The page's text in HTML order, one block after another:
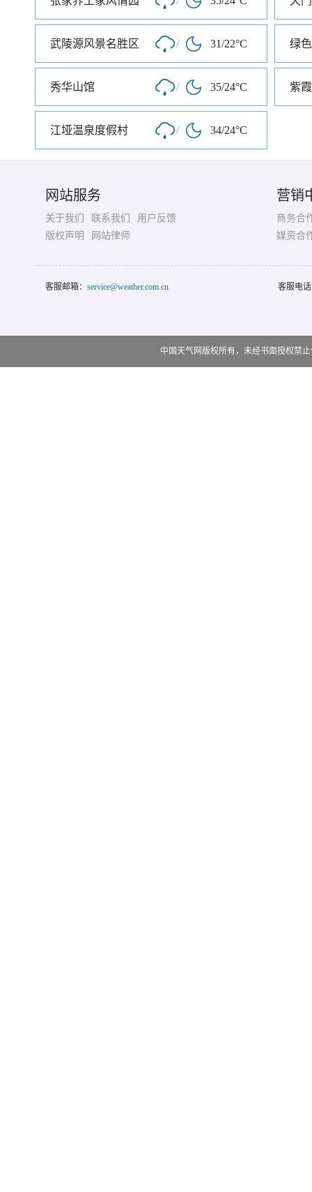
武陵源风景名胜区 / 31/22°C 绿
秀华山馆 / 35/24°C 紫
江垭温泉度假村 / 34/24°C
网站服务
关于我们 联系我们
用户反馈
版权声明
网站律师
营销
商务合
媒资合
客服邮箱： service@weather.com.cn 客服电
中国天气网版权所有，未经书面授权